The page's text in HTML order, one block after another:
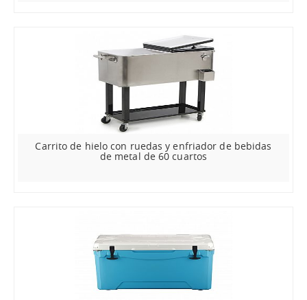
Carrito de hielo con ruedas y enfriador de bebidas
de metal de 60 cuartos